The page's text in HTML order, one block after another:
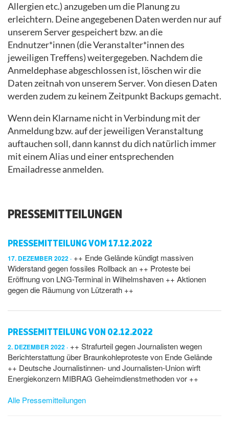
Allergien etc.) anzugeben um die Planung zu
erleichtern. Deine angegebenen Daten werden nur auf
unserem Server gespeichert bzw. an die
Endnutzer*innen (die Veranstalter*innen des
jeweiligen Treffens) weitergegeben. Nachdem die
Anmeldephase abgeschlossen ist, löschen wir die
Daten zeitnah von unserem Server. Von diesen Daten
werden zudem zu keinem Zeitpunkt Backups gemacht.
Wenn dein Klarname nicht in Verbindung mit der
Anmeldung bzw. auf der jeweiligen Veranstaltung
auftauchen soll, dann kannst du dich natürlich immer
mit einem Alias und einer entsprechenden
Emailadresse anmelden.
PRESSEMITTEILUNGEN
PRESSEMITTEILUNG VOM 17.12.2022
17. DEZEMBER 2022
++ Ende Gelände kündigt massiven
Widerstand gegen fossiles Rollback an ++ Proteste bei
Eröffnung von LNG-Terminal in Wilhelmshaven ++ Aktionen
gegen die Räumung von Lützerath ++
PRESSEMITTEILUNG VON 02.12.2022
2. DEZEMBER 2022
++ Strafurteil gegen Journalisten wegen
Berichterstattung über Braunkohleproteste von Ende Gelände
++ Deutsche Journalistinnen- und Journalisten-Union wirft
Energiekonzern MIBRAG Geheimdienstmethoden vor ++
Alle Pressemitteilungen